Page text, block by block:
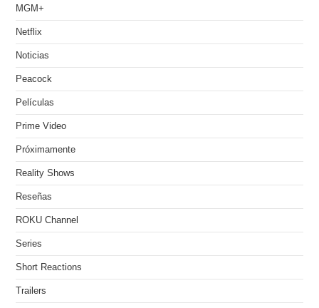
MGM+
Netflix
Noticias
Peacock
Películas
Prime Video
Próximamente
Reality Shows
Reseñas
ROKU Channel
Series
Short Reactions
Trailers